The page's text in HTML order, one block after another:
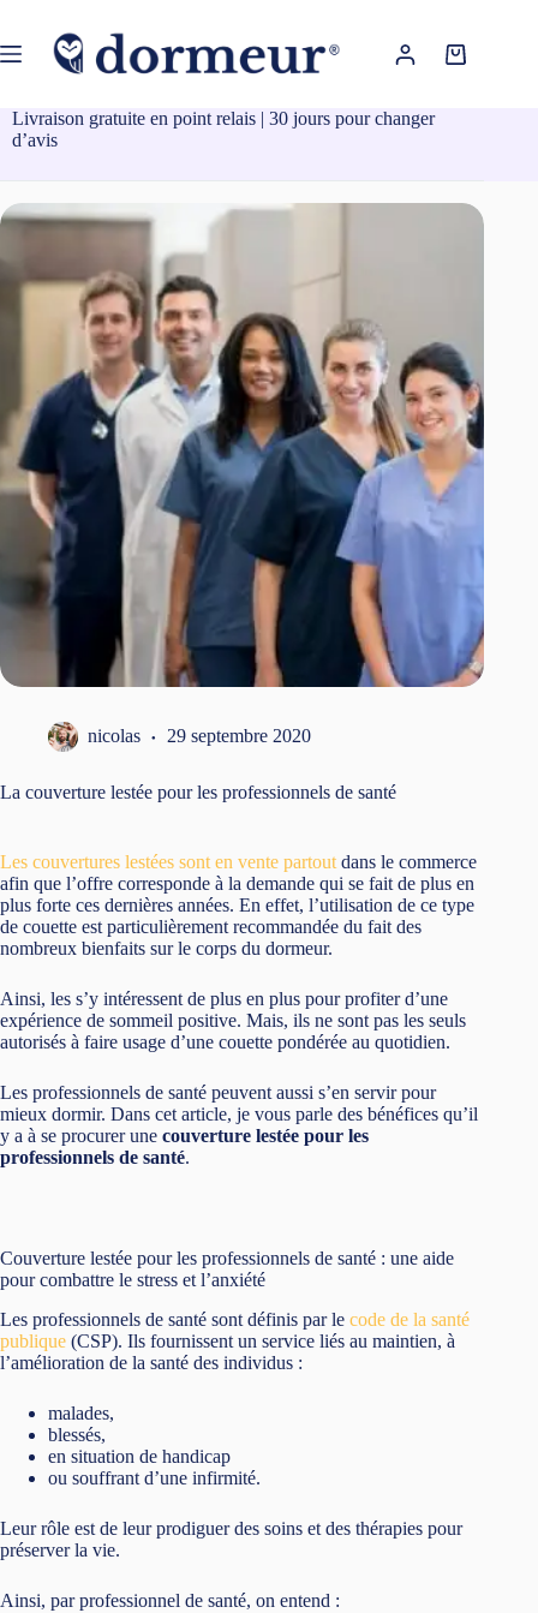
contenu
Panier
Livraison gratuite en point relais | 30 jours pour changer
d’avis
nicolas 29 septembre 2020
La couverture lestée pour les professionnels de santé
Les couvertures lestées sont en vente partout dans le commerce
afin que l’offre corresponde à la demande qui se fait de plus en
plus forte ces dernières années. En effet, l’utilisation de ce type
de couette est particulièrement recommandée du fait des
nombreux bienfaits sur le corps du dormeur.
Ainsi, les s’y intéressent de plus en plus pour profiter d’une
expérience de sommeil positive. Mais, ils ne sont pas les seuls
autorisés à faire usage d’une couette pondérée au quotidien.
Les professionnels de santé peuvent aussi s’en servir pour
mieux dormir. Dans cet article, je vous parle des bénéfices qu’il
y a à se procurer une couverture lestée pour les
professionnels de santé.
Couverture lestée pour les professionnels de santé : une aide
pour combattre le stress et l’anxiété
Les professionnels de santé sont définis par le code de la santé
publique (CSP). Ils fournissent un service liés au maintien, à
l’amélioration de la santé des individus :
malades,
blessés,
en situation de handicap
ou souffrant d’une infirmité.
Leur rôle est de leur prodiguer des soins et des thérapies pour
préserver la vie.
Ainsi, par professionnel de santé, on entend :